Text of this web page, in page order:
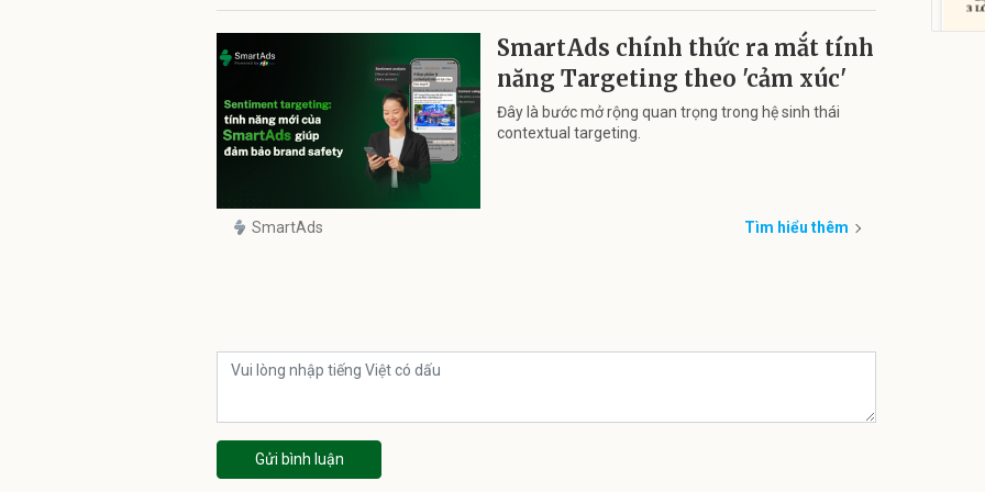
SmartAds chính thức ra mắt tính
năng Targeting theo 'cảm xúc'
Đây là bước mở rộng quan trọng trong hệ sinh thái
contextual targeting.
SmartAds Tìm hiểu thêm
Gửi bình luận